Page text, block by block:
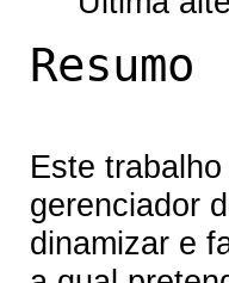
Resumo
Este
gerenciador
dinamizar e